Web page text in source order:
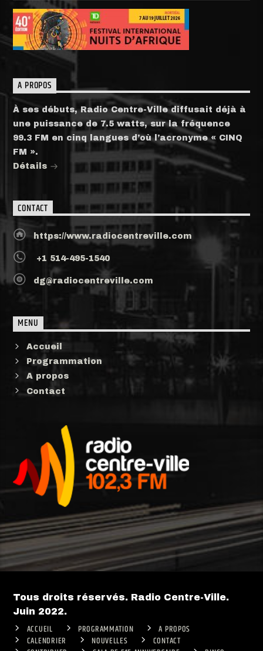
A PROPOS
À ses débuts, Radio Centre-Ville diffusait déjà à
une puissance de 7.5 watts, sur la fréquence
99.3 FM en cinq langues d’où l’acronyme « CINQ
FM ».
Détails
CONTACT
https://www.radiocentreville.com
+1 514-495-1540
dg@radiocentreville.com
MENU
Accueil
Programmation
A propos
Contact
Tous droits réservés. Radio Centre-Ville.
Juin 2022.
ACCUEIL PROGRAMMATION
A PROPOS
CALENDRIER
NOUVELLES
CONTACT